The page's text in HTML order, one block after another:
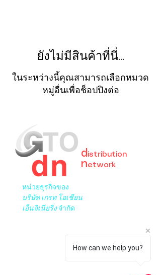
ยังไม่มีสินค้าที่นี่...
ในระหว่างนี้คุณสามารถเลือกหมวด
หมู่อื่นเพื่อช็อปปิงต่อ
Ocean
d istribution
network
หน่วยธุรกิจของ
บริษัท เกรท โอเชียน
เอ็นจิเนียริ่งจำกัด
วันเสาร์ 08.00 – 14.30 น.How can we help you?